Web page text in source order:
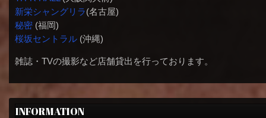
新栄シャングリラ(名古屋)
秘密(福岡)
桜坂セントラル(沖縄)
雑誌・TVの撮影など店舗貸出を行っております。
INFORMATION